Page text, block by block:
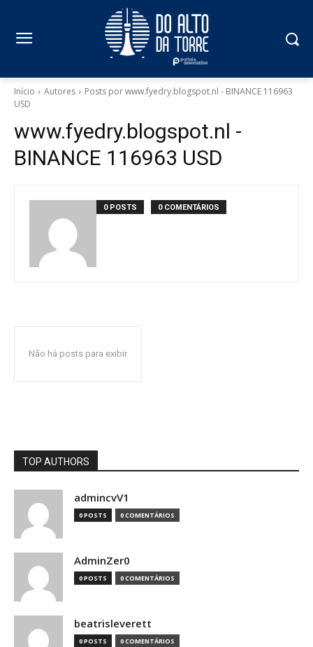
Início Autores
Posts por www.fyedry.blogspot.nl - BINANCE 116963
USD
www.fyedry.blogspot.nl -
BINANCE 116963 USD
0 POSTS 0 COMENTÁRIOS
Não há posts para exibir
TOP AUTHORS
admincvV1
0 POSTS 0 COMENTÁRIOS
AdminZer0
0 POSTS 0 COMENTÁRIOS
beatrisleverett
0 POSTS 0 COMENTÁRIOS